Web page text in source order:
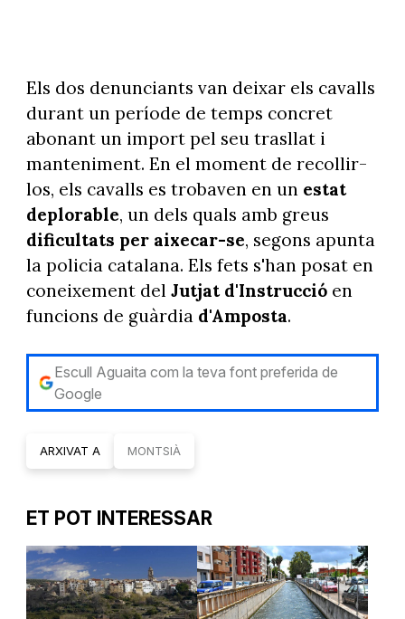
Els dos denunciants van deixar els cavalls
durant un període de temps concret
abonant un import pel seu trasllat i
manteniment. En el moment de recollir-
los, els cavalls es trobaven en un estat
deplorable, un dels quals amb greus
dificultats per aixecar-se, segons apunta
la policia catalana. Els fets s'han posat en
coneixement del Jutjat d'Instruccióen
funcions de guàrdia d'Amposta.
Escull Aguaita com la teva font preferida de
Google
ARXIVAT A MONTSIÀ
ET POT INTERESSAR